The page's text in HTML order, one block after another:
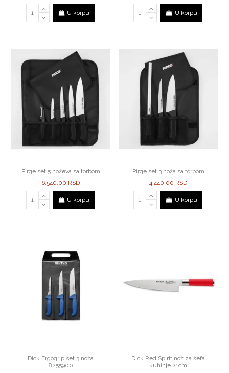
U korpu U korpu
Pirge set 5 noževa sa torbom
6.540,00 RSD
U korpu
Pirge set 3 noža sa torbom
4.440,00 RSD
U korpu
Dick Ergogrip set 3 noža
8255900
Dick Red Spirit nož za šefa
kuhinje 21cm